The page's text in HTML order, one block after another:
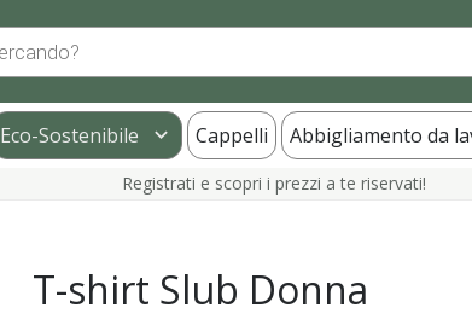
Eco-Sostenibile Cappelli Abbigliamento da
Registrati e scopri i prezzi a te riservati!
T-shirt Slub Donna